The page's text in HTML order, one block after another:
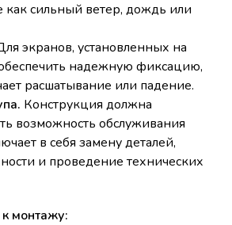
как сильный ветер, дождь или
экранов, установленных на
надежную фиксацию,
расшатывание или падение.
Конструкция должна
возможность обслуживания
в себя замену деталей,
и проведение технических
монтажу: